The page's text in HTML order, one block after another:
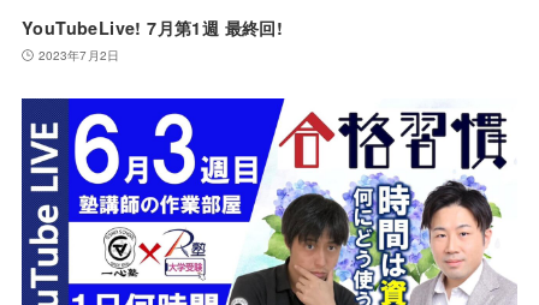
YouTubeLive! 7月第1週 最終回!
2023年7月2日